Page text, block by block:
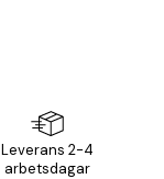
Leverans 2-4
arbetsdagar